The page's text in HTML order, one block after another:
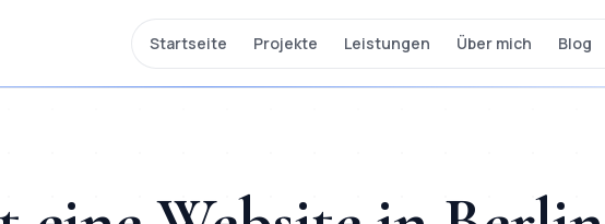
Startseite Projekte Leistungen Über mich Blog